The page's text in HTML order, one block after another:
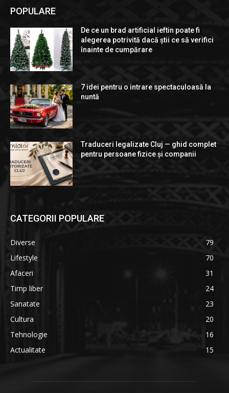
POPULARE
De ce un brad artificial ieftin poate fi
alegerea potrivită dacă știi ce să verifici
înainte de cumpărare
7 idei pentru o intrare spectaculoasă la
nuntă
Traduceri legalizate Cluj — ghid complet
pentru persoane fizice și companii
CATEGORII POPULARE
Diverse
79
Lifestyle
70
Afaceri
31
Timp liber
24
Sanatate
23
Cultura
20
Tehnologie
16
Actualitate
15